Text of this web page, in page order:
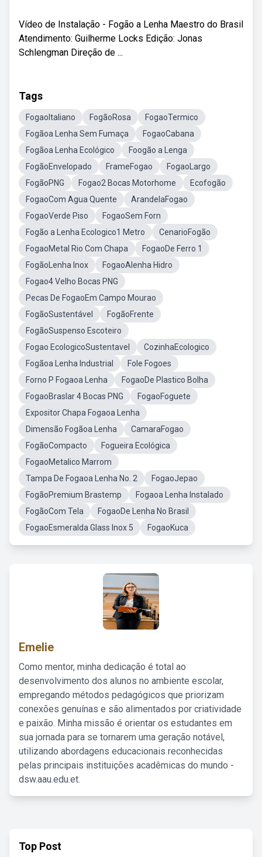
Vídeo de Instalação - Fogão a Lenha Maestro do Brasil
Atendimento: Guilherme Locks Edição: Jonas
Schlengman Direção de ...
Tags
FogaoItaliano FogãoRosa
FogaoTermico
Fogãoa Lenha Sem Fumaça
FogaoCabana
Fogãoa Lenha Ecológico
Foogão a Lenga
FogãoEnvelopado
FrameFogao
FogaoLargo
FogãoPNG
Fogao2 Bocas Motorhome
Ecofogão
FogaoCom Agua Quente
ArandelaFogao
FogaoVerde Piso
FogaoSem Forn
Fogão a Lenha Ecologico1 Metro
CenarioFogão
FogaoMetal Rio Com Chapa
FogaoDe Ferro 1
FogãoLenha Inox
FogaoAlenha Hidro
Fogao4 Velho Bocas PNG
Pecas De FogaoEm Campo Mourao
FogãoSustentável
FogãoFrente
FogãoSuspenso Escoteiro
Fogao EcologicoSustentavel
CozinhaEcologico
Fogãoa Lenha Industrial
Fole Fogoes
Forno P Fogaoa Lenha
FogaoDe Plastico Bolha
FogaoBraslar 4 Bocas PNG
FogaoFoguete
Expositor Chapa Fogaoa Lenha
Dimensão Fogãoa Lenha
CamaraFogao
FogãoCompacto
Fogueira Ecológica
FogaoMetalico Marrom
Tampa De Fogaoa Lenha No. 2
FogaoJepao
FogãoPremium Brastemp
Fogaoa Lenha Instalado
FogãoCom Tela
FogaoDe Lenha No Brasil
FogaoEsmeralda Glass Inox 5
FogaoKuca
Emelie
Como mentor, minha dedicação é total ao
desenvolvimento dos alunos no ambiente escolar,
empregando métodos pedagógicos que priorizam
conexões genuínas e são alimentados por criatividade
e paixão. Minha missão é orientar os estudantes em
sua jornada para se tornarem uma geração notável,
utilizando abordagens educacionais reconhecidas
pelas principais instituições acadêmicas do mundo -
dsw.aau.edu.et.
Top Post